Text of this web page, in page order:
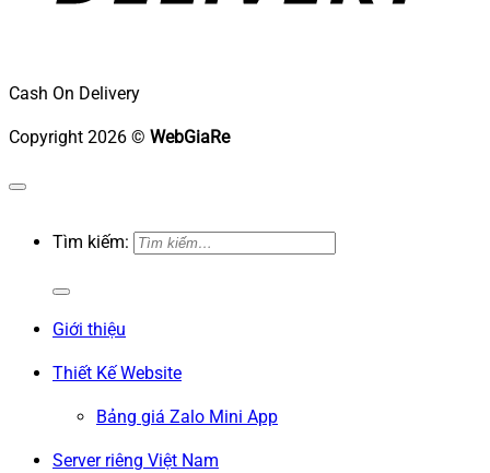
Cash On Delivery
Copyright 2026 © WebGiaRe
Tìm kiếm:
Giới thiệu
Thiết Kế Website
Bảng giá Zalo Mini App
Server riêng Việt Nam